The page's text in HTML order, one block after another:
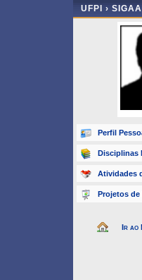
UFPI ›
Perfil
Disciplinas
Atividades
Projetos
Ir ao